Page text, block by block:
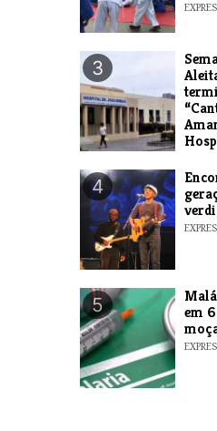
3
4
5
em